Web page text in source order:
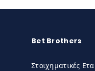
Bet Brothers
Στοιχηματικές